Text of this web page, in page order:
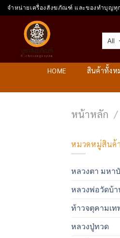
Skip
to
content
จำหน่ายเครื่องสังฆภัณฑ์ และของทำบุญทุ
HOME สินค้าทั้งห
หน้าหลัก /
หมวดหมู่สินค้
หลวงตา มหา
หลวงพ่อวัดบ้
ท้าวจตุคามเท
หลวงปู่ทวด